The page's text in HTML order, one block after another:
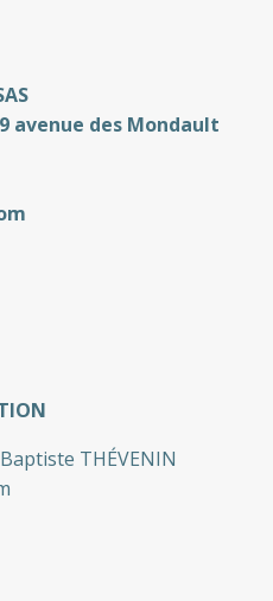
avenue des Mondault
THÉVENIN